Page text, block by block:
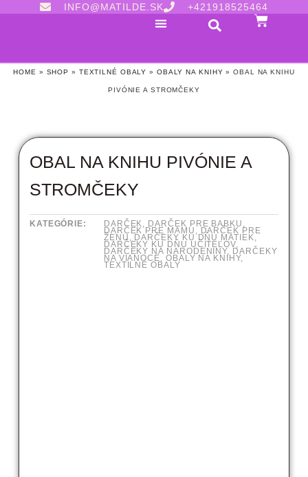
INFO@MATILDE.SK +421918525464
HOME » SHOP » TEXTILNÉ OBALY » OBALY NA KNIHY »OBAL NA KNIHU
PIVÓNIE A STROMČEKY
OBAL NA KNIHU PIVÓNIE A
STROMČEKY
KATEGÓRIE: DARČEK, DARČEK PRE BABKU ,
DARČEK PRE MAMU , DARČEK PRE
ŽENU, DARČEKY KU DŇU MATIEK,
DARČEKY KU DŇU UČITEĽOV,
DARČEKY NA NARODENINY, DARČEKY
NA VIANOCE, OBALY NA KNIHY,
TEXTILNÉ OBALY